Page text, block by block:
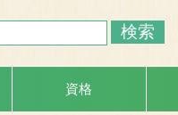
資格